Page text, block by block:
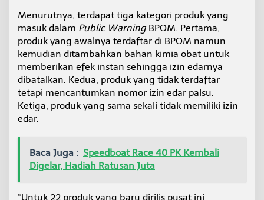
a
n
d
i
D
e
r
a
Menurutnya, terdapat tiga kategori produk yang
masuk dalam Public Warning BPOM. Pertama,
produk yang awalnya terdaftar di BPOM namun
kemudian ditambahkan bahan kimia obat untuk
memberikan efek instan sehingga izin edarnya
dibatalkan. Kedua, produk yang tidak terdaftar
tetapi mencantumkan nomor izin edar palsu.
Ketiga, produk yang sama sekali tidak memiliki izin
edar.
Baca Juga : Speedboat Race 40 PK Kembali
Digelar, Hadiah Ratusan Juta
“Untuk 22 produk yang baru dirilis pusat ini